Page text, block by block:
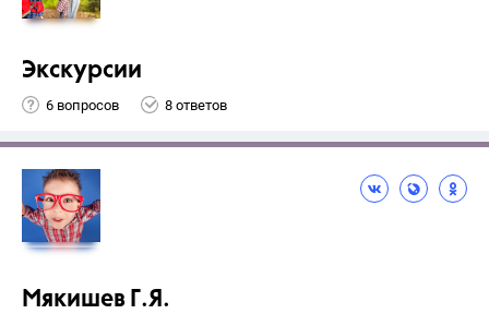
Экскурсии
6 вопросов 8 ответов
Мякишев Г.Я.